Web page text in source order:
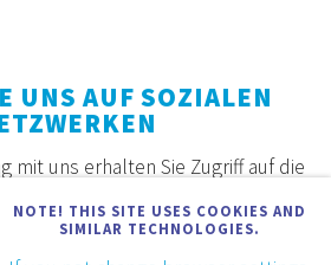
NOTE! THIS SITE USES COOKIES AND
SIMILAR TECHNOLOGIES.
UNS AUF SOZIALEN
mit uns erhalten Sie Zugriff auf die
Angebote und Neuigkeiten.